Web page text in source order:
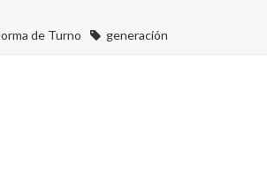
de Turno generación